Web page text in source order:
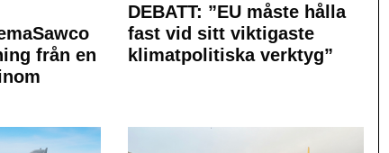
från en
DEBATT: ”EU måste hålla
fast vid sitt viktigaste
klimatpolitiska verktyg”